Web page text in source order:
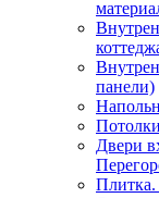
панели)
Двери
Плитка.